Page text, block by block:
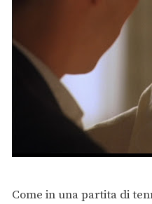
Come in una partita di